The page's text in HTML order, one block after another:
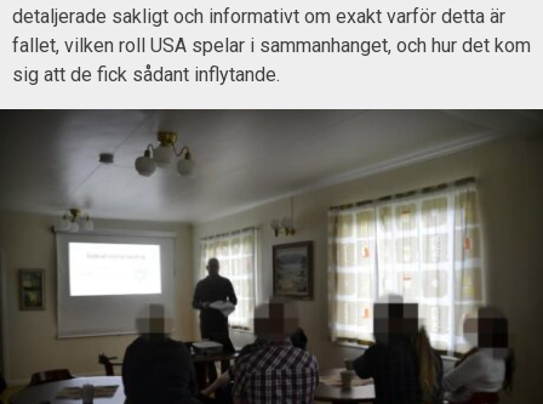
detaljerade sakligt och informativt om exakt varför detta är
fallet, vilken roll USA spelar i sammanhanget, och hur det kom
sig att de fick sådant inflytande.